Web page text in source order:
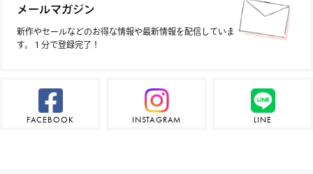
メールマガジン
新作やセールなどのお得な情報や最新情報を配信していま
す。１分で登録完了！
FACEBOOK INSTAGRAM LINE